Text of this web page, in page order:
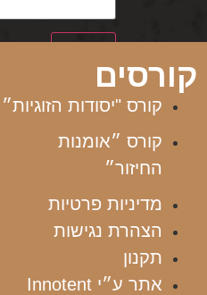
קורסים
קורס "יסודות הזוגיות״
קורס ״אומנות
החיזור״
מדיניות פרטיות
הצהרת נגישות
תקנון
אתר ע״י Innotent